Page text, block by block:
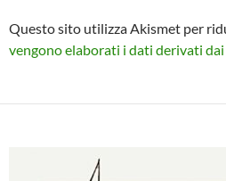
Questo sito utilizza Akismet per
vengono elaborati i dati derivati